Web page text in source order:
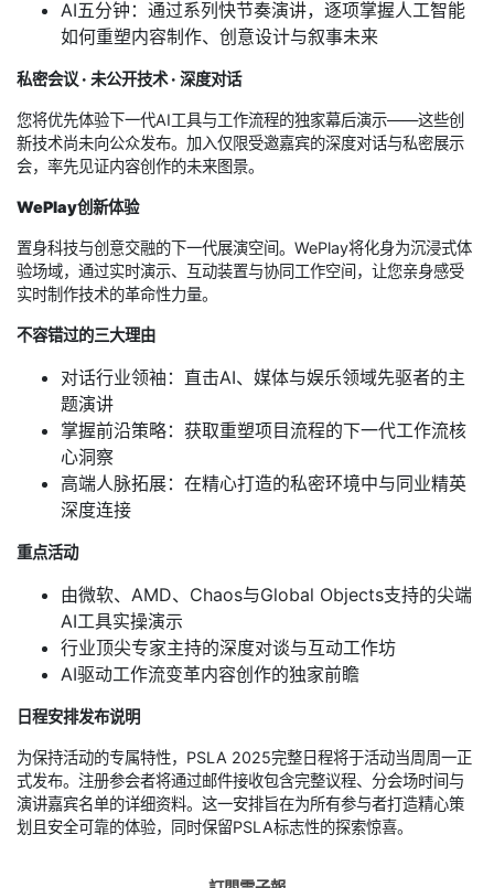
AI五分钟：通过系列快节奏演讲，逐项掌握人工智能
如何重塑内容制作、创意设计与叙事未来
私密会议 · 未公开技术 · 深度对话
您将优先体验下一代AI工具与工作流程的独家幕后演示——这些创
新技术尚未向公众发布。加入仅限受邀嘉宾的深度对话与私密展示
会，率先见证内容创作的未来图景。
WePlay创新体验
置身科技与创意交融的下一代展演空间。WePlay将化身为沉浸式体
验场域，通过实时演示、互动装置与协同工作空间，让您亲身感受
实时制作技术的革命性力量。
不容错过的三大理由
对话行业领袖：直击AI、媒体与娱乐领域先驱者的主
题演讲
掌握前沿策略：获取重塑项目流程的下一代工作流核
心洞察
高端人脉拓展：在精心打造的私密环境中与同业精英
深度连接
重点活动
由微软、AMD、Chaos与Global Objects支持的尖端
AI工具实操演示
行业顶尖专家主持的深度对谈与互动工作坊
AI驱动工作流变革内容创作的独家前瞻
日程安排发布说明
为保持活动的专属特性，PSLA 2025完整日程将于活动当周周一正
式发布。注册参会者将通过邮件接收包含完整议程、分会场时间与
演讲嘉宾名单的详细资料。这一安排旨在为所有参与者打造精心策
划且安全可靠的体验，同时保留PSLA标志性的探索惊喜。